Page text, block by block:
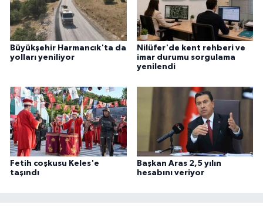
Büyükşehir Harmancık'ta da
yolları yeniliyor
Nilüfer'de kent rehberi ve
imar durumu sorgulama
yenilendi
Fetih coşkusu Keles'e
taşındı
Başkan Aras 2,5 yılın
hesabını veriyor